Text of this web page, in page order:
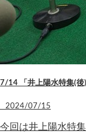
7/14 「井上陽水特集(後)
2024/07/15
今回は井上陽水特